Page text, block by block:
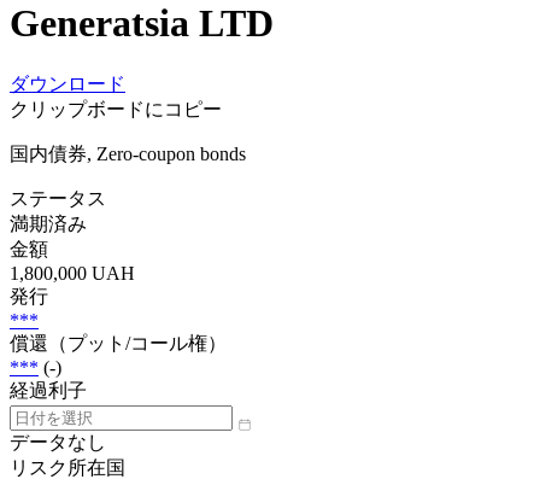
Generatsia LTD
ダウンロード
クリップボードにコピー
国内債券, Zero-coupon bonds
ステータス
満期済み
金額
1,800,000 UAH
発行
***
償還（プット/コール権）
*** (-)
経過利子
データなし
リスク所在国